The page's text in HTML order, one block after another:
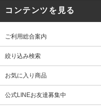
コンテンツを見る
ご利用総合案内
絞り込み検索
お気に入り商品
公式LINEお友達募集中